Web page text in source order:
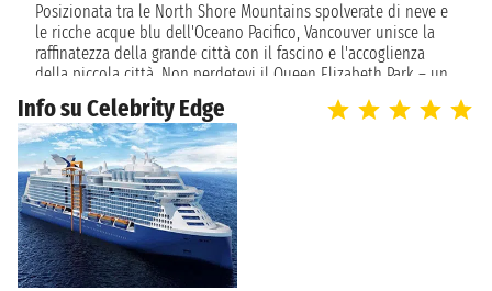
Posizionata tra le North Shore Mountains spolverate di neve e
le ricche acque blu dell'Oceano Pacifico, Vancouver unisce la
raffinatezza della grande città con il fascino e l'accoglienza
della piccola città. Non perdetevi il Queen Elizabeth Park – un
arboreto civico di 130 acri arricchiti con sculture dell'artista
moderna Henry Moore. Con i suoi numerosi parchi, spiagge,
giardini, musei, gallerie d'arte e diversità etnica, Vancouver è
uno di quei rari luoghi che realmente vivono fino alla sua
promessa di offrire qualcosa per tutti.
Info su Celebrity Edge